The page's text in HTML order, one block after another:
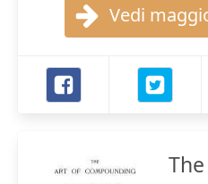
Vedi